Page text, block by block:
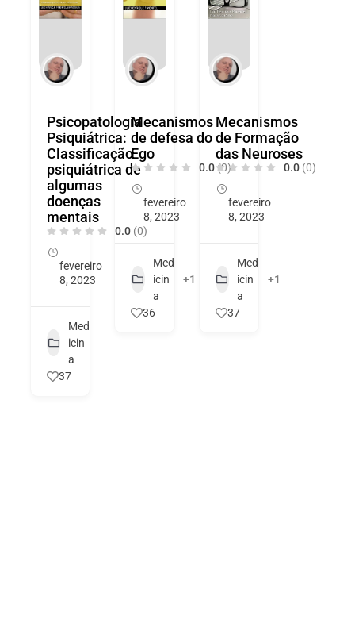
Psicopatologia
Psiquiátrica:
Classificação
psiquiátrica de
algumas
doenças
mentais
0.0 (0)
fevereiro
8, 2023
Med
icin
a
37
Mecanismos
de defesa do
Ego
0.0 (0)
fevereiro
8, 2023
Med
icin
a
+1
36
Mecanismos
de Formação
das Neuroses
0.0 (0)
fevereiro
8, 2023
Med
icin
a
+1
37